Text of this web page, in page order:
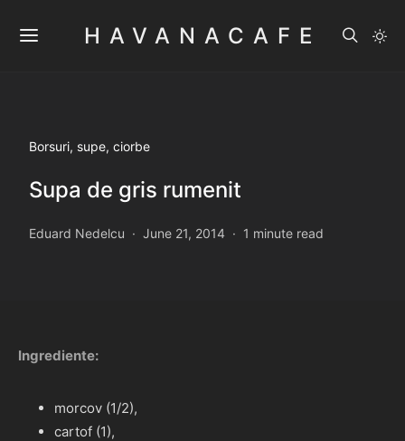
HAVANACAFE
Borsuri, supe, ciorbe
Supa de gris rumenit
Eduard Nedelcu June 21, 2014 1 minute read
Ingrediente:
morcov (1/2),
cartof (1),